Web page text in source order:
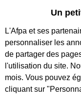
Un
L'Afpa et ses
personnaliser les
de partager des
l'utilisation du site.
mois. Vous pouvez
cliquant sur